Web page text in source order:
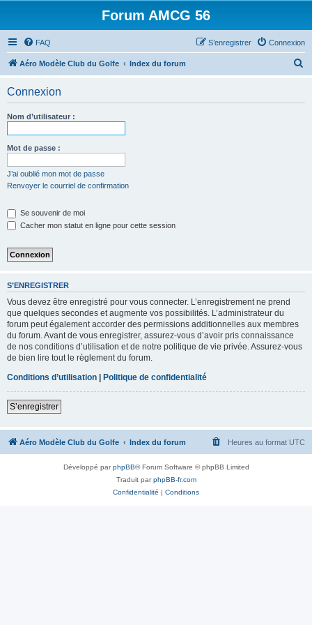
Forum AMCG 56
FAQ Connexion
S’enregistrer
Aéro Modèle Club du Golfe Index du forum
Connexion
Nom d’utilisateur :
Mot de passe :
J’ai oublié mon mot de passe
Renvoyer le courriel de confirmation
Se souvenir de moi
Cacher mon statut en ligne pour cette session
S’ENREGISTRER
Vous devez être enregistré pour vous connecter. L’enregistrement ne prend
que quelques secondes et augmente vos possibilités. L’administrateur du
forum peut également accorder des permissions additionnelles aux membres
du forum. Avant de vous enregistrer, assurez-vous d’avoir pris connaissance
de nos conditions d’utilisation et de notre politique de vie privée. Assurez-vous
de bien lire tout le règlement du forum.
Conditions d’utilisation | Politique de confidentialité
S’enregistrer
Aéro Modèle Club du Golfe Index du forum Heures au format UTC
Développé parphpBB® Forum Software © phpBB Limited
Traduit parphpBB-fr.com
Confidentialité | Conditions